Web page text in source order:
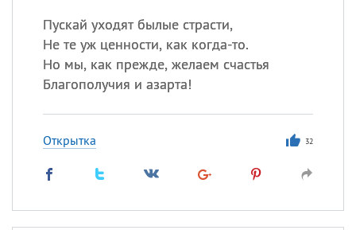
Пускай уходят былые страсти,
Не те уж ценности, как когда-то.
Но мы, как прежде, желаем счастья
Благополучия и азарта!
Открытка 32